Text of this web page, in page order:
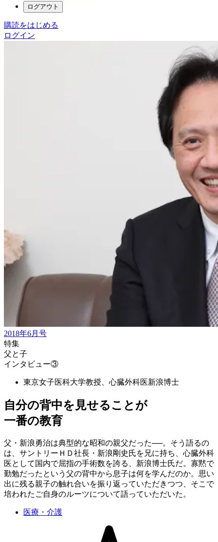
ログアウト
購読をはじめる
ログイン
2018年6月号
特集
父と子
インタビュー③
東京女子医科大学教授、心臓外科医新浪博士
自分の背中を見せることが
一番の教育
父・新浪勇治は典型的な昭和の親父だった──。そう語るの
は、サントリーＨＤ社長・新浪剛史氏を兄に持ち、心臓外科
医として国内で屈指の手術数を誇る、新浪博士氏だ。寡黙で
勤勉だったという父の背中から息子は何を学んだのか。思い
出に残る親子の触れ合いを振り返っていただきつつ、そこで
培われたご自身のルーツについて語っていただいた。
医療・介護